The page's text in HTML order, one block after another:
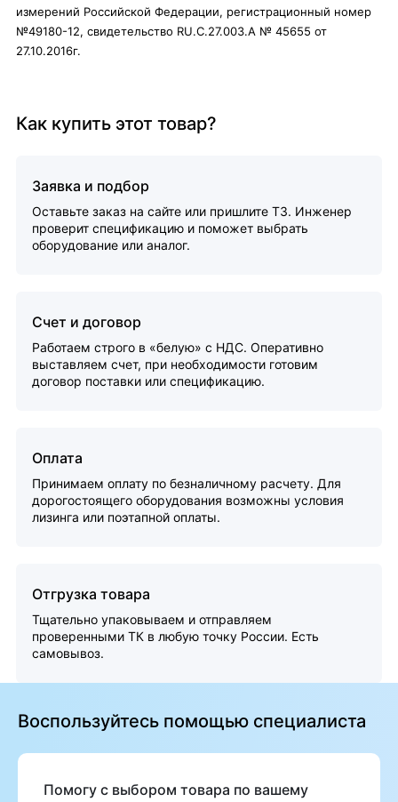
измерений Российской Федерации, регистрационный номер
№49180-12, свидетельство RU.C.27.003.A № 45655 от
27.10.2016г.
Как купить этот товар?
Заявка и подбор
Оставьте заказ на сайте или пришлите ТЗ. Инженер
проверит спецификацию и поможет выбрать
оборудование или аналог.
Счет и договор
Работаем строго в «белую» с НДС. Оперативно
выставляем счет, при необходимости готовим
договор поставки или спецификацию.
Оплата
Принимаем оплату по безналичному расчету. Для
дорогостоящего оборудования возможны условия
лизинга или поэтапной оплаты.
Отгрузка товара
Тщательно упаковываем и отправляем
проверенными ТК в любую точку России. Есть
самовывоз.
Воспользуйтесь помощью специалиста
Помогу с выбором товара по вашему